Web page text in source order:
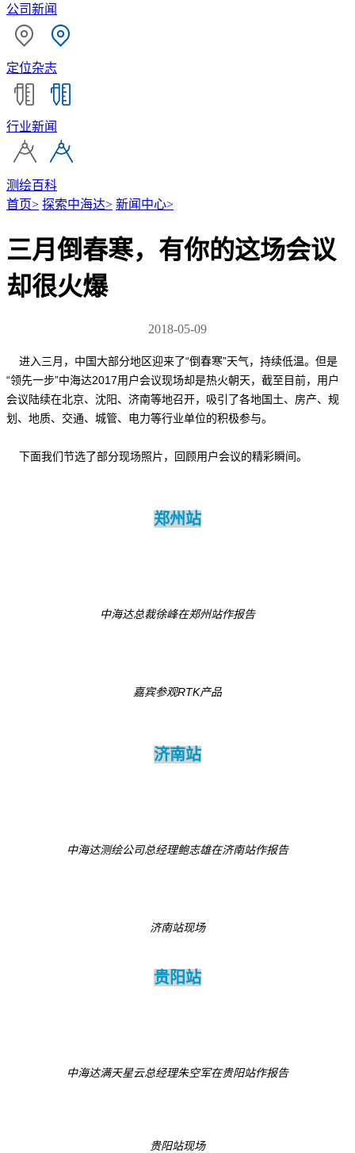
公司新闻
定位杂志
行业新闻
测绘百科
首页> 探索中海达> 新闻中心>
三月倒春寒，有你的这场会议
却很火爆
2018-05-09
进入三月，中国大部分地区迎来了“倒春寒”天气，持续低温。但是
“领先一步”中海达2017用户会议现场却是热火朝天，截至目前，用户
会议陆续在北京、沈阳、济南等地召开，吸引了各地国土、房产、规
划、地质、交通、城管、电力等行业单位的积极参与。
下面我们节选了部分现场照片，回顾用户会议的精彩瞬间。
郑州站
中海达总裁徐峰在郑州站作报告
嘉宾参观RTK产品
济南站
中海达测绘公司总经理鲍志雄在济南站作报告
济南站现场
贵阳站
中海达满天星云总经理朱空军在贵阳站作报告
贵阳站现场